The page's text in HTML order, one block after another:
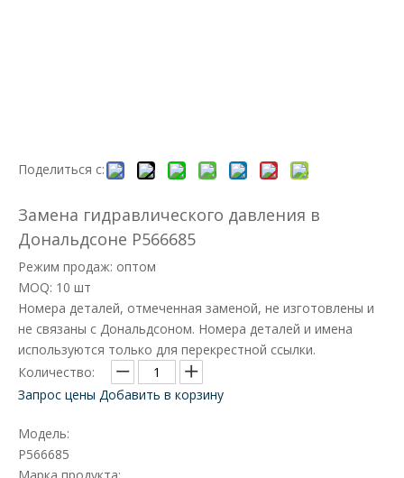
Поделиться с:
Замена гидравлического давления в
Дональдсоне P566685
Режим продаж: оптом
MOQ: 10 шт
Номера деталей, отмеченная заменой, не изготовлены и
не связаны с Дональдсоном. Номера деталей и имена
используются только для перекрестной ссылки.
Количество:
Запрос цены Добавить в корзину
Модель:
P566685